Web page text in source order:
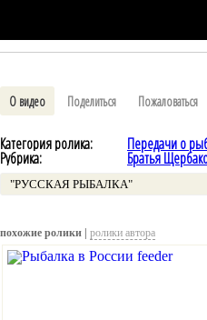
О видео Поделиться Пожаловаться
Категория ролика: Передачи о
Рубрика: Братья
"РУССКАЯ РЫБАЛКА"
похожие ролики | ролики автора